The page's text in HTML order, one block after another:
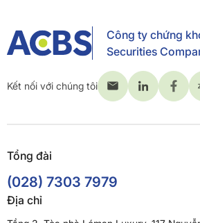
Công ty chứng
Securities
Kết nối với chúng tôi
Tổng đài
(028) 7303 7979
Địa chỉ